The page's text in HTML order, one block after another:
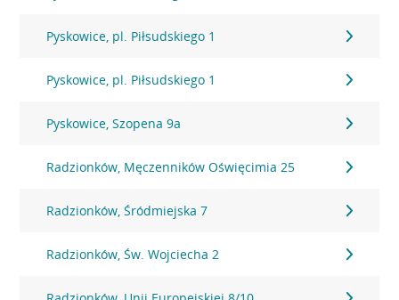
Pyskowice, pl. Piłsudskiego 1
Pyskowice, pl. Piłsudskiego 1
Pyskowice, Szopena 9a
Radzionków, Męczenników Oświęcimia 25
Radzionków, Śródmiejska 7
Radzionków, Św. Wojciecha 2